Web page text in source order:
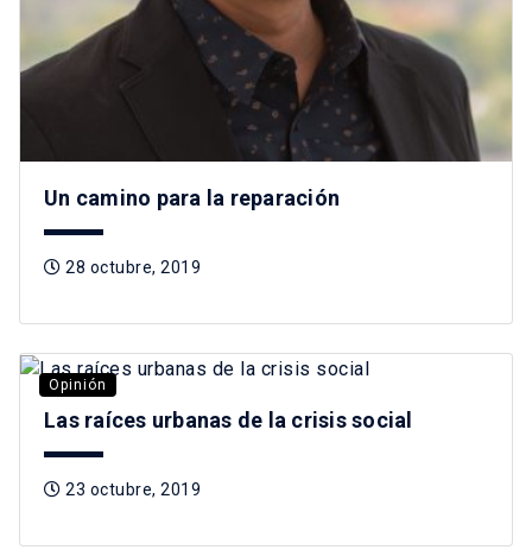
Un camino para la reparación
28 octubre, 2019
Opinión
Las raíces urbanas de la crisis social
23 octubre, 2019